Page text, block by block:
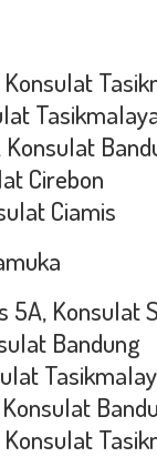
Konsulat
Cirebon
Ciamis
5A, Konsulat
Bandung